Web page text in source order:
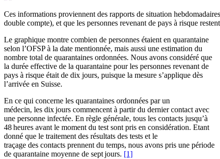
Ces informations proviennent des rapports de situation
double compte), et que les personnes revenant de pays à risque
Le graphique montre combien de personnes étaient en quarantaine
selon l’OFSP à la date mentionnée, mais aussi une estimation du
nombre total de quarantaines ordonnées. Nous avons considéré que
la durée effective de la quarantaine pour les personnes revenant de
pays à risque était de dix jours, puisque la mesure s’applique dès
l’arrivée en Suisse.
En ce qui concerne les quarantaines ordonnées par un
médecin, les dixjours commencent à partir du dernier contact avec
une personne infectée. En règle générale, tous les contacts jusqu’à
48heures avant le moment du test sont pris en considération. Etant
donné que le traitement des résultats des tests et le
traçage des contacts prennent du temps, nous avons pris une période
de quarantaine moyenne de septjours. [1]